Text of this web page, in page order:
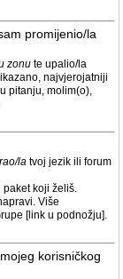
promijenio/la
zonu te upalio/la
najvjerojatniji
pitanju, molim(o),
la tvoj jezik ili forum
paket koji želiš.
Više
[link u podnožju].
korisničkog